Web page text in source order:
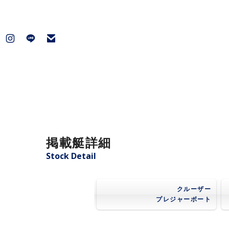
掲載艇詳細
Stock Detail
クルーザー
プレジャーボート